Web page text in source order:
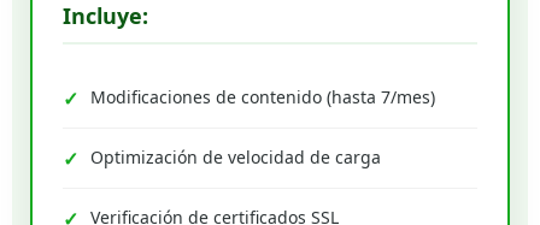
Incluye:
Modificaciones de contenido (hasta 7/mes)
Optimización de velocidad de carga
Verificación de certificados SSL